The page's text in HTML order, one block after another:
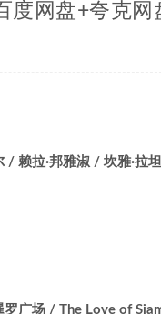
网盘+夸克
赖拉·邦雅淑 / 坎雅·拉
广场 / The Love of